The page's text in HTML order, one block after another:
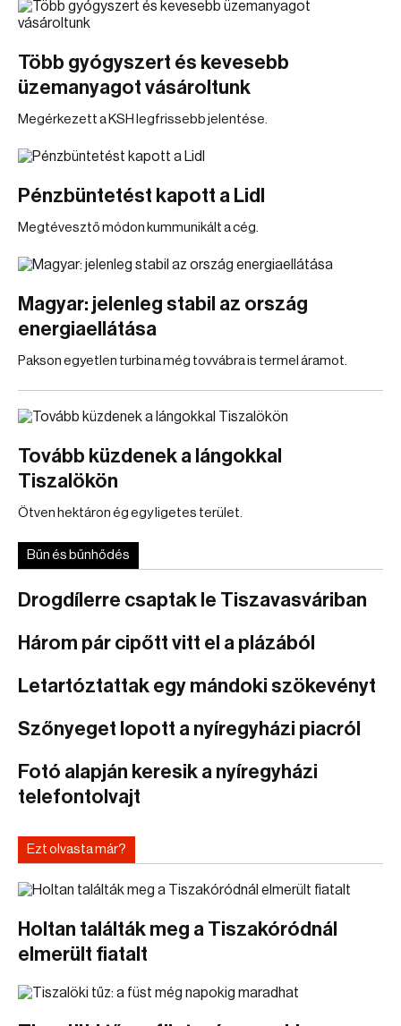
Több gyógyszert és kevesebb
üzemanyagot vásároltunk
Megérkezett a KSH legfrissebb jelentése.
Pénzbüntetést kapott a Lidl
Megtévesztő módon kummunikált a cég.
Magyar: jelenleg stabil az ország
energiaellátása
Pakson egyetlen turbina még tovvábra is termel áramot.
Tovább küzdenek a lángokkal
Tiszalökön
Ötven hektáron ég egy ligetes terület.
Bűn és bűnhődés
Drogdílerre csaptak le Tiszavasváriban
Három pár cipőtt vitt el a plázából
Letartóztattak egy mándoki szökevényt
Szőnyeget lopott a nyíregyházi piacról
Fotó alapján keresik a nyíregyházi
telefontolvajt
Ezt olvasta már?
Holtan találták meg a Tiszakóródnál
elmerült fiatalt